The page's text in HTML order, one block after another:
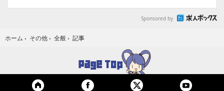
Sponsored by
ホーム › その他 › 全般 › 記事